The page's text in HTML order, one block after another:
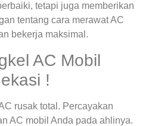
tetapi juga memberikan
tentang cara merawat AC
bekerja maksimal.
AC Mobil
!
rusak total. Percayakan
AC mobil Anda pada ahlinya.